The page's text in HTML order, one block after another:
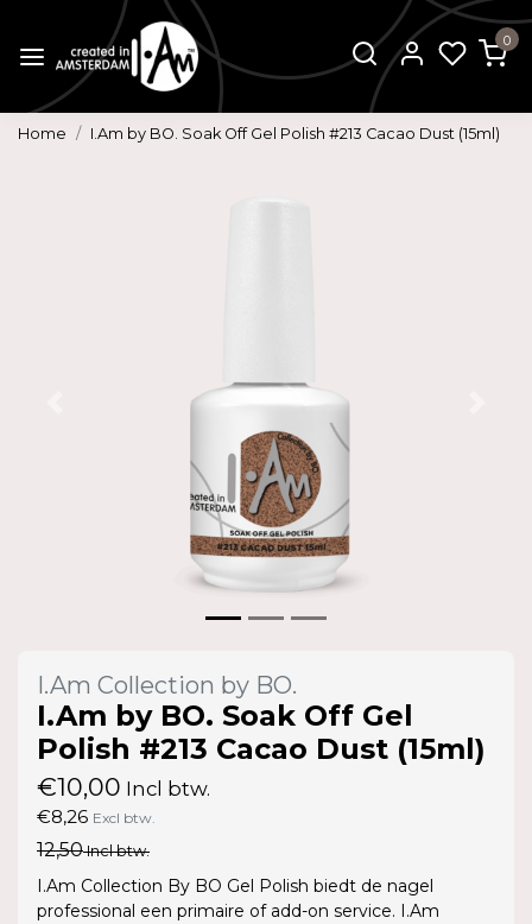
0
Home I.Am by BO. Soak Off Gel Polish #213 Cacao Dust (15ml)
I.Am Collection by BO.
I.Am by BO. Soak Off Gel
Polish #213 Cacao Dust (15ml)
€10,00 Incl btw.
€8,26 Excl btw.
12,50Incl btw.
I.Am Collection By BO Gel Polish biedt de nagel
professional een primaire of add-on service. I.Am